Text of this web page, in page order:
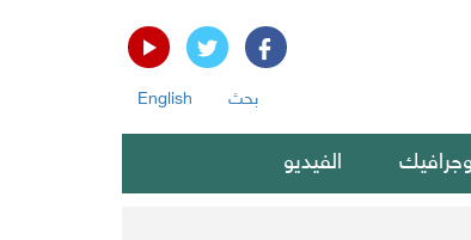
بحث English
الفيديو